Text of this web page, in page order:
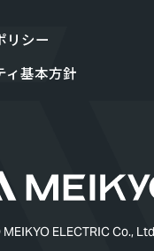
リシー
ィ基本方針
ELECTRIC Co.,